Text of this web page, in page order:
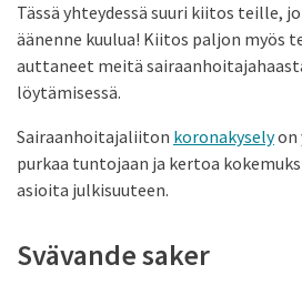
Tässä yhteydessä suuri kiitos teille,
äänenne kuulua! Kiitos paljon myös
auttaneet meitä
löytämisessä.
Sairaanhoitajaliiton koronakyselyon
purkaa tuntojaan ja kertoa
asioita julkisuuteen.
Svävande saker